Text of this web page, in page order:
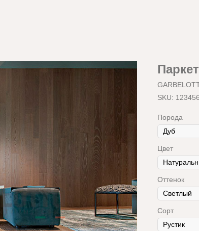
SKU:
Порода
Цвет
Оттенок
Сорт